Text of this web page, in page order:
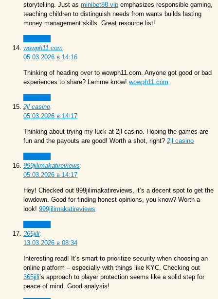
storytelling. Just as minibet88 vip emphasizes responsible gaming,
teaching children to distinguish needs from wants builds lasting
money management skills. Great resource list!
wowph11.com:
05.03.2026 в 14:16
Thinking of heading over to wowph11.com. Anyone got good or bad
experiences to share? Lemme know! wowph11.com
2jl casino:
05.03.2026 в 14:17
Thinking about trying my luck at 2jl casino. Hoping the games are
fun and the payouts are good! Worth a shot, right? 2jl casino
999jilimakatireviews:
05.03.2026 в 14:17
Hey! Checked out 999jilimakatireviews, it’s a decent spot to get the
lowdown. Good for finding honest opinions, you know? Worth a
look! 999jilimakatireviews
365jili:
13.03.2026 в 08:34
Interesting read! It’s smart to prioritize security when choosing an
online platform – especially with things like KYC. Checking out
365jili’s approach to player protection seems like a solid step for
peace of mind. Good analysis!